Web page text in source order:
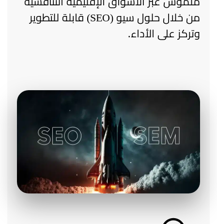
من خلال حلول سيو (SEO) قابلة للتطوير
وتركز على الأداء.